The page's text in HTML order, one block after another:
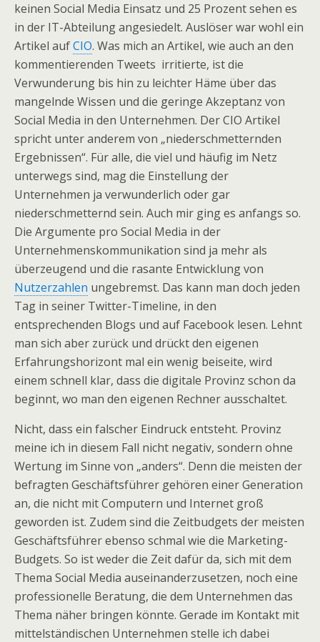
keinen Social Media Einsatz und 25 Prozent sehen es
in der IT-Abteilung angesiedelt. Auslöser war wohl ein
Artikel aufCIO. Was mich an Artikel, wie auch an den
kommentierenden Tweets irritierte, ist die
Verwunderung bis hin zu leichter Häme über das
mangelnde Wissen und die geringe Akzeptanz von
Social Media in den Unternehmen. Der CIO Artikel
spricht unter anderem von „niederschmetternden
Ergebnissen“. Für alle, die viel und häufig im Netz
unterwegs sind, mag die Einstellung der
Unternehmen ja verwunderlich oder gar
niederschmetternd sein. Auch mir ging es anfangs so.
Die Argumente pro Social Media in der
Unternehmenskommunikation sind ja mehr als
überzeugend und die rasante Entwicklung von
Nutzerzahlen ungebremst. Das kann man doch jeden
Tag in seiner Twitter-Timeline, in den
entsprechenden Blogs und auf Facebook lesen. Lehnt
man sich aber zurück und drückt den eigenen
Erfahrungshorizont mal ein wenig beiseite, wird
einem schnell klar, dass die digitale Provinz schon da
beginnt, wo man den eigenen Rechner ausschaltet.
Nicht, dass ein falscher Eindruck entsteht. Provinz
meine ich in diesem Fall nicht negativ, sondern ohne
Wertung im Sinne von „anders“. Denn die meisten der
befragten Geschäftsführer gehören einer Generation
an, die nicht mit Computern und Internet groß
geworden ist. Zudem sind die Zeitbudgets der meisten
Geschäftsführer ebenso schmal wie die Marketing-
Budgets. So ist weder die Zeit dafür da, sich mit dem
Thema Social Media auseinanderzusetzen, noch eine
professionelle Beratung, die dem Unternehmen das
Thema näher bringen könnte. Gerade im Kontakt mit
mittelständischen Unternehmen stelle ich dabei